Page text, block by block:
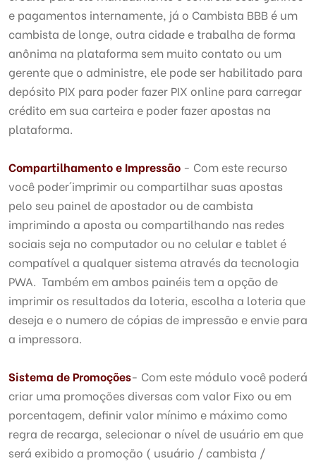
e pagamentos internamente, já o Cambista BBB é um
cambista de longe, outra cidade e trabalha de forma
anônima na plataforma sem muito contato ou um
gerente que o administre, ele pode ser habilitado para
depósito PIX para poder fazer PIX online para carregar
crédito em sua carteira e poder fazer apostas na
plataforma.
Compartilhamento e Impressão - Com este recurso
você poder´imprimir ou compartilhar suas apostas
pelo seu painel de apostador ou de cambista
imprimindo a aposta ou compartilhando nas redes
sociais seja no computador ou no celular e tablet é
compatível a qualquer sistema através da tecnologia
PWA. Também em ambos painéis tem a opção de
imprimir os resultados da loteria, escolha a loteria que
deseja e o numero de cópias de impressão e envie para
a impressora.
Sistema de Promoções- Com este módulo você poderá
criar uma promoções diversas com valor Fixo ou em
porcentagem, definir valor mínimo e máximo como
regra de recarga, selecionar o nível de usuário em que
será exibido a promoção ( usuário / cambista /